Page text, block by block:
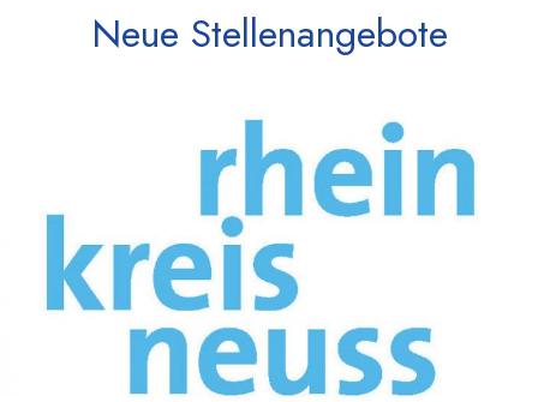
Neue Stellenangebote